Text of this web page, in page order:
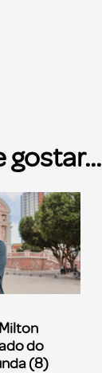
gostar...
do
(8)